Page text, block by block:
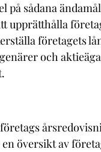
på sådana
upprätthålla
företagets
och
översikt av